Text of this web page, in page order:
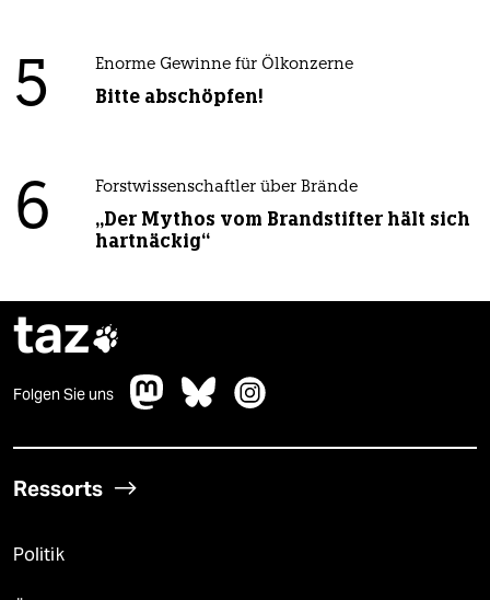
5 Enorme Gewinne für Ölkonzerne
Bitte abschöpfen!
6 Forstwissenschaftler über Brände
„Der Mythos vom Brandstifter hält sich
hartnäckig“
taz
Folgen Sie uns
Ressorts
Politik